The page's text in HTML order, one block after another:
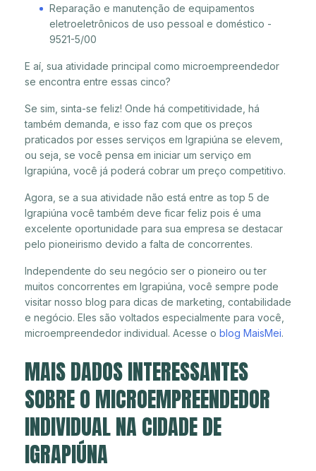
Reparação e manutenção de equipamentos
eletroeletrônicos de uso pessoal e doméstico -
9521-5/00
E aí, sua atividade principal como microempreendedor
se encontra entre essas cinco?
Se sim, sinta-se feliz! Onde há competitividade, há
também demanda, e isso faz com que os preços
praticados por esses serviços em Igrapiúna se elevem,
ou seja, se você pensa em iniciar um serviço em
Igrapiúna, você já poderá cobrar um preço competitivo.
Agora, se a sua atividade não está entre as top 5 de
Igrapiúna você também deve ficar feliz pois é uma
excelente oportunidade para sua empresa se destacar
pelo pioneirismo devido a falta de concorrentes.
Independente do seu negócio ser o pioneiro ou ter
muitos concorrentes em Igrapiúna, você sempre pode
visitar nosso blog para dicas de marketing, contabilidade
e negócio. Eles são voltados especialmente para você,
microempreendedor individual. Acesse o blog MaisMei.
MAIS DADOS INTERESSANTES
SOBRE O MICROEMPREENDEDOR
INDIVIDUAL NA CIDADE DE
IGRAPIÚNA